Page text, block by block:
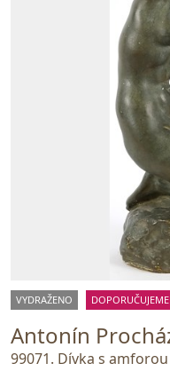
VYDRAŽENO DOPORUČUJEME
Antonín
99071. Dívka s amforou